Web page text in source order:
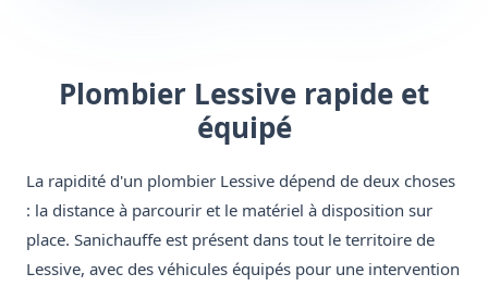
Plombier Lessive rapide et
équipé
La rapidité d'un plombier Lessive dépend de deux choses
: la distance à parcourir et le matériel à disposition sur
place. Sanichauffe est présent dans tout le territoire de
Lessive, avec des véhicules équipés pour une intervention